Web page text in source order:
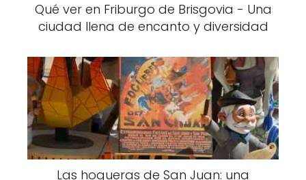
Qué ver en Friburgo de Brisgovia - Una
ciudad llena de encanto y diversidad
Las hogueras de San Juan: una